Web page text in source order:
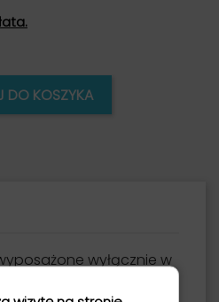
DO KOSZYKA
wyłącznie w
zdjęcia